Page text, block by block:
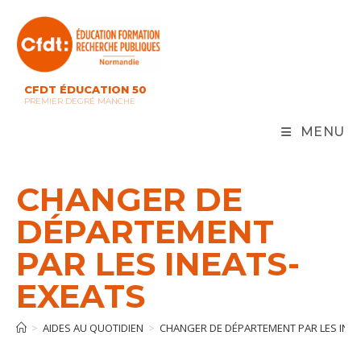
content
CFDT ÉDUCATION 50
PREMIER DEGRÉ MANCHE
MENU
CHANGER DE
DÉPARTEMENT
PAR LES INEATS-
EXEATS
> AIDES AU QUOTIDIEN > CHANGER DE DÉPARTEMENT PAR LES